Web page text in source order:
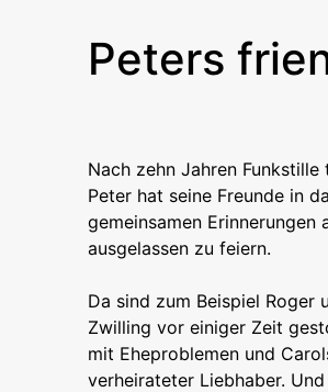
Peters
Nach zehn Jahren
Peter hat seine Freunde in
gemeinsamen
ausgelassen zu feiern.
Da sind zum Beispiel Roger
Zwilling vor einiger Zeit
mit Eheproblemen und
verheirateter Liebhaber.